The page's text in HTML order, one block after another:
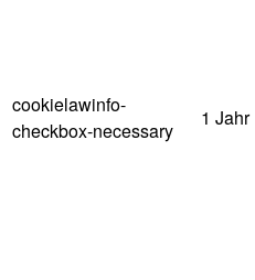
cookielawinfo-
checkbox-necessary
1 Jahr